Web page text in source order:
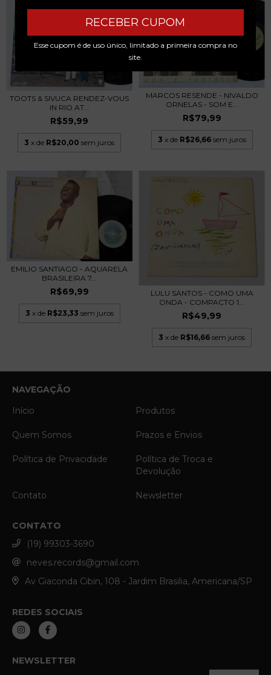
RECEBER CUPOM
Esse cupom é de uso único, limitado a primeira compra no
site.
TOOTS & SIVUCA RENDEZ-VOUS
IN RIO AT...
R$59,99
3 x de R$20,00 sem juros
MARCOS RESENDE - NIVALDO
ORNELAS - SOM E...
R$79,99
3 x de R$26,66 sem juros
EMILIO SANTIAGO - AQUARELA
BRASILEIRA 7...
R$69,99
3 x de R$23,33 sem juros
LULU SANTOS - COMO UMA
ONDA - COMPACTO 1...
R$49,99
3 x de R$16,66 sem juros
NAVEGAÇÃO
Início
Produtos
Quem Somos Prazos e Envios
Política de Privacidade
Política de Troca e
Devolução
Contato Newsletter
CONTATO
(19) 99303-3690
neves.records@gmail.com
Av Giaconda Cibin, 108 - Jardim Brasilia, Americana/SP
REDES SOCIAIS
NEWSLETTER